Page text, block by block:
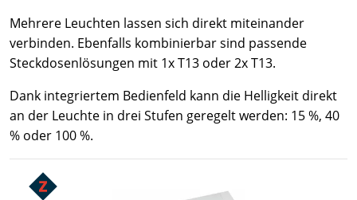
Mehrere Leuchten lassen sich direkt miteinander
verbinden. Ebenfalls kombinierbar sind passende
Steckdosenlösungen mit 1x T13 oder 2x T13.
Dank integriertem Bedienfeld kann die Helligkeit direkt
an der Leuchte in drei Stufen geregelt werden: 15 %, 40
% oder 100 %.